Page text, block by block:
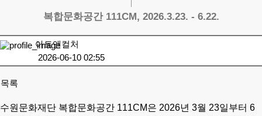
김소정•홍우진 2인전 《모래 가득 쥔 손》 개최
강민서·송이현진 2인전 《Fabricated Narratives 》 개최
권민철 개인전 《완벽한 날씨(The Perfect Weather)》 개최
6인의 그룹전 《뉴홉》 개최
우창훈 개인전 《형상과 중첩》 개최…보이지 않는 세계의 생
복합문화공간 111CM, 2026.3.23. - 6.22.
아트앤컬처
2026-06-10 02:55
목록
수원문화재단 복합문화공간 111CM은 2026년 3월 23일부터 6